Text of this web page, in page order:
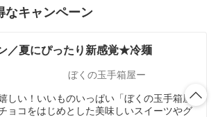
なキャンペーン
／夏にぴったり新感覚★冷麺
ぼくの玉手箱屋ー
しい！いいものいっぱい「ぼくの玉手箱屋
ョコをはじめとした美味しいスイーツやグ